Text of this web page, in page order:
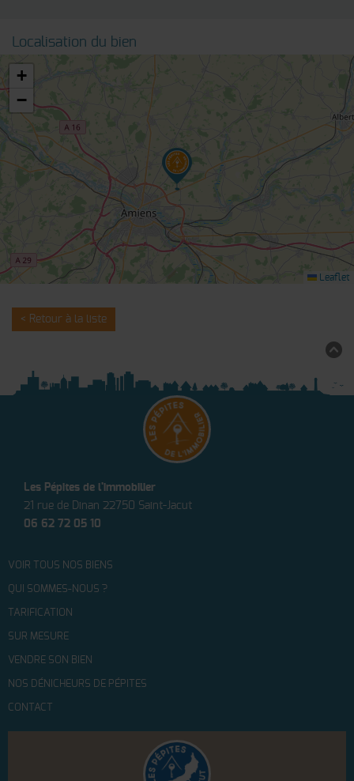
Localisation du bien
+
−
Leaflet
< Retour à la liste
Les Pépites de l'immobilier
21 rue de Dinan 22750 Saint-Jacut
06 62 72 05 10
VOIR TOUS NOS BIENS
QUI SOMMES-NOUS ?
TARIFICATION
SUR MESURE
VENDRE SON BIEN
NOS DÉNICHEURS DE PÉPITES
CONTACT